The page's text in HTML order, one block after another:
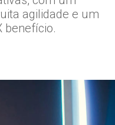
agilidade e um
benefício.